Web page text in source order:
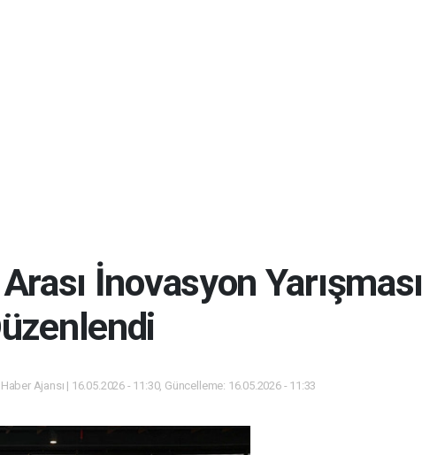
İnovasyon Yarışması
Ajansı | 16.05.2026 - 11:30, Güncelleme: 16.05.2026 - 11:33